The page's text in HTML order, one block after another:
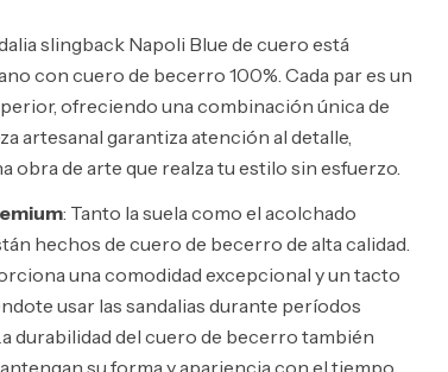
slingback Napoli Blue de cuero está
con cuero de becerro 100%. Cada par es un
ofreciendo una combinación única de
artesanal garantiza atención al detalle,
obra de arte que realza tu estilo sin esfuerzo.
: Tanto la suela como el acolchado
hechos de cuero de becerro de alta calidad.
una comodidad excepcional y un tacto
usar las sandalias durante períodos
durabilidad del cuero de becerro también